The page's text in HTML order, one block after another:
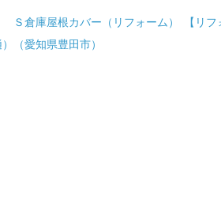
Ｓ倉庫屋根カバー（リフォーム）
（愛知県豊田市）
【リ